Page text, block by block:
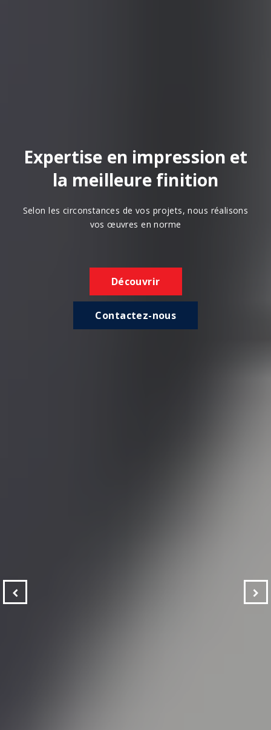
Expertise en impression et
la meilleure finition
Selon les circonstances de vos projets, nous réalisons
vos œuvres en norme
Découvrir
Contactez-nous